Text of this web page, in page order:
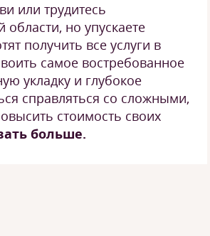
или трудитесь
но упускаете
получить все услуги в
самое востребованное
укладку и глубокое
справляться со сложными,
стоимость своих
больше.